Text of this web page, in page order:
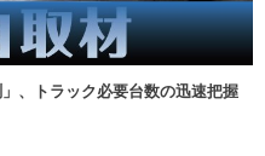
、トラック必要台数の迅速把握